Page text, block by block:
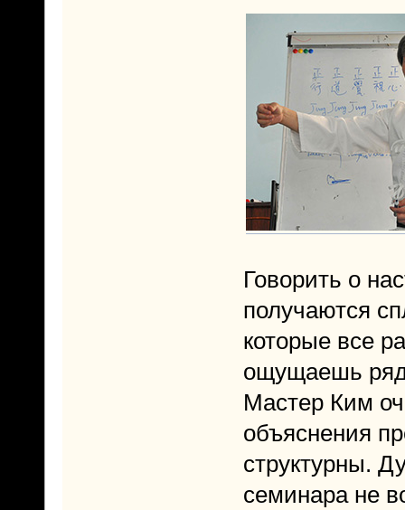
Говорить о
получаются
которые все
ощущаешь
Мастер Ким
объяснения
структурны.
семинара не